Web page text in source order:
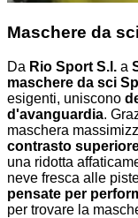
Maschere da
Da Rio Sport S.l. a
maschere da sci
esigenti, uniscono
d'avanguardia.
maschera
contrasto
una ridotta
neve fresca alle
pensate per
per trovare la